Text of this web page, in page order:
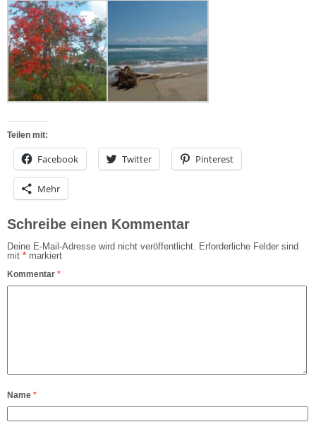
Teilen mit:
Facebook Twitter Pinterest
Mehr
Schreibe einen Kommentar
Deine E-Mail-Adresse wird nicht veröffentlicht. Erforderliche Felder sind
mit * markiert
Kommentar *
Name *